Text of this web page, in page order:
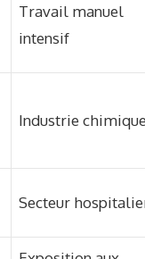
Travail manuel
intensif
Industrie
Secteur